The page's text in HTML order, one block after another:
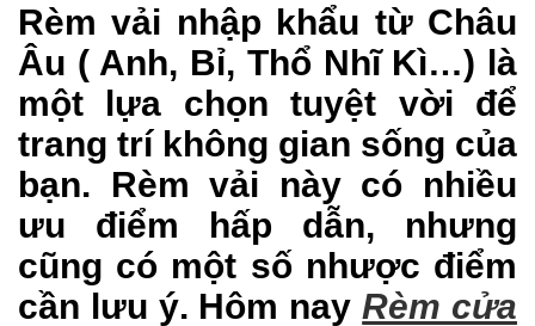
Rèm vải nhập khẩu từ Châu
Âu ( Anh, Bỉ, Thổ Nhĩ Kì…) là
một lựa chọn tuyệt vời để
trang trí không gian sống của
bạn. Rèm vải này có nhiều
ưu điểm hấp dẫn, nhưng
cũng có một số nhược điểm
cần lưu ý. Hôm nayRèm cửa